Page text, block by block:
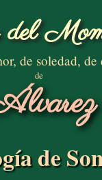
del
de soledad, de
de
de